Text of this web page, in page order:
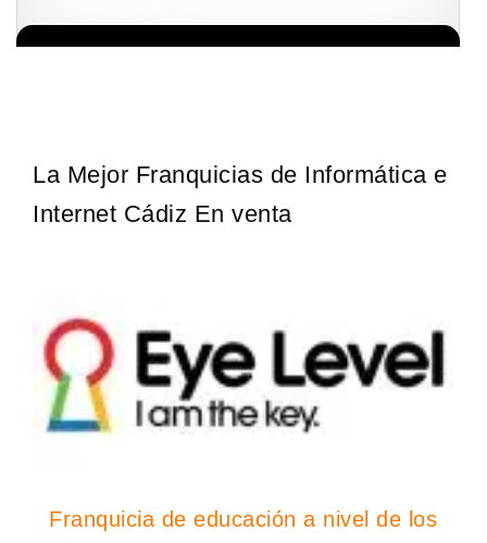
La Mejor Franquicias de Informática e
Internet Cádiz En venta
Franquicia de educación a nivel de los